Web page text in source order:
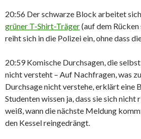
20:56 Der schwarze Block arbeitet
grüner T-Shirt-Träger(auf dem
reiht sich in die Polizei ein, ohne dass
20:59 Komische Durchsagen, die
nicht versteht – Auf Nachfragen, was
Durchsage nicht verstehe, erklärt eine
Studenten wissen ja, dass sie sich
weiß, wann die nächste Meldung
den Kessel reingedrängt.